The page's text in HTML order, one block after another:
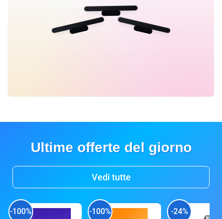
Ultime offerte del giorno
Vedi tutte
-100% -100% -24%